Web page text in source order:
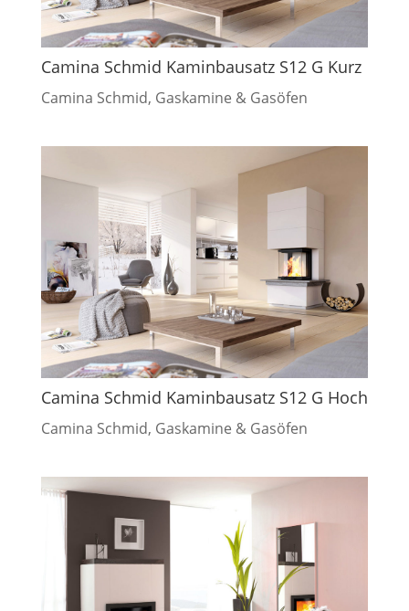
Camina Schmid Kaminbausatz S12 G Kurz
Camina Schmid, Gaskamine & Gasöfen
Camina Schmid Kaminbausatz S12 G Hoch
Camina Schmid, Gaskamine & Gasöfen